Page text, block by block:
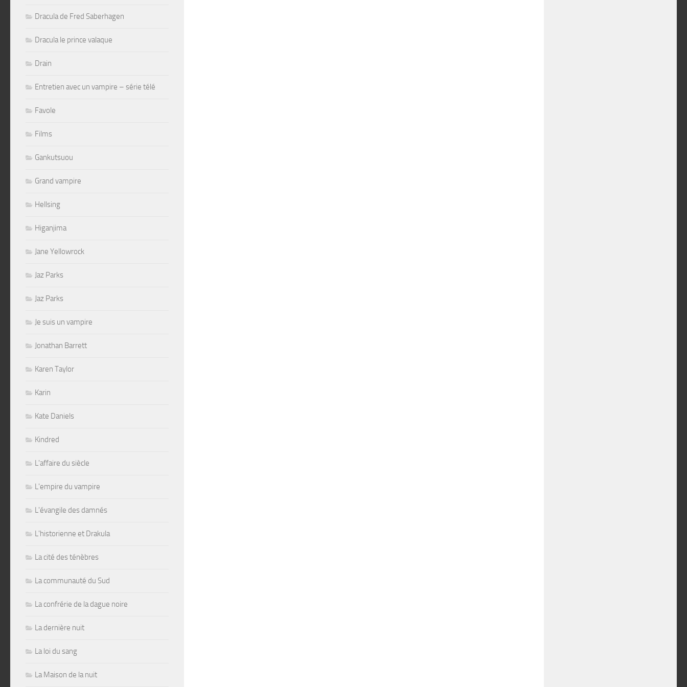
Dracula de Fred Saberhagen
Dracula le prince valaque
Drain
Entretien avec un vampire – série télé
Favole
Films
Gankutsuou
Grand vampire
Hellsing
Higanjima
Jane Yellowrock
Jaz Parks
Jaz Parks
Je suis un vampire
Jonathan Barrett
Karen Taylor
Karin
Kate Daniels
Kindred
L'affaire du siècle
L'empire du vampire
L'évangile des damnés
L'historienne et Drakula
La cité des ténèbres
La communauté du Sud
La confrérie de la dague noire
La dernière nuit
La loi du sang
La Maison de la nuit